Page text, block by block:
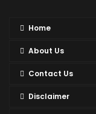
Home
About Us
Contact Us
Disclaimer